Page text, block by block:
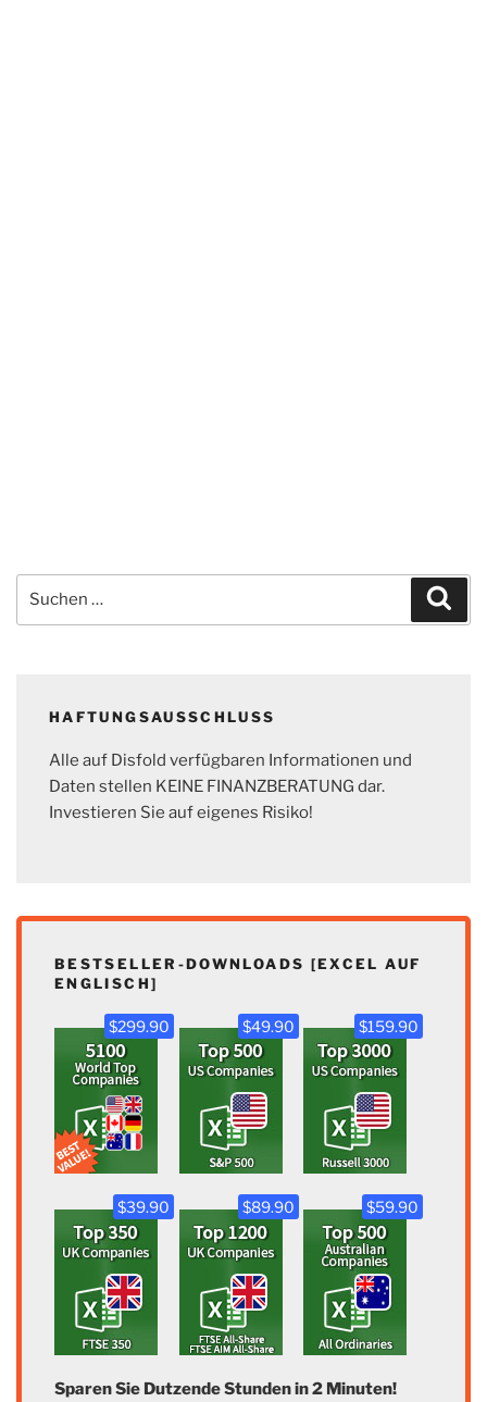
nach:
HAFTUNGSAUSSCHLUSS
Alle auf Disfold verfügbaren Informationen und
Daten stellen KEINE FINANZBERATUNG dar.
Investieren Sie auf eigenes Risiko!
BESTSELLER-DOWNLOADS [EXCEL AUF
ENGLISCH]
$299.90 $49.90 $159.90
$39.90 $89.90 $59.90
Sparen Sie Dutzende Stunden in 2 Minuten!